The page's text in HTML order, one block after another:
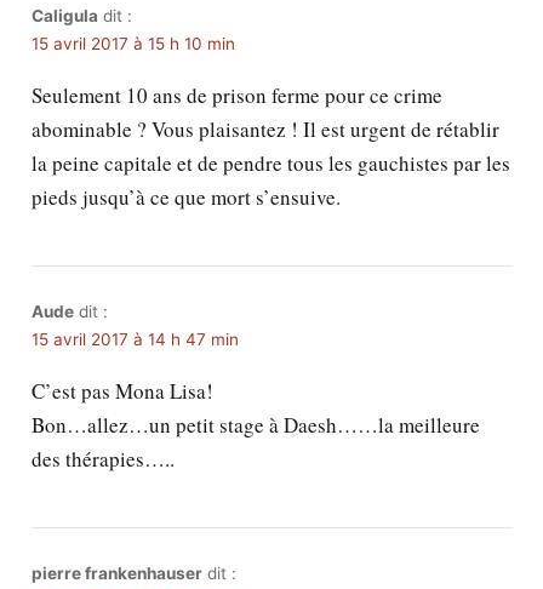
Caligula dit :
15 avril 2017 à 15 h 10 min
Seulement 10 ans de prison ferme pour ce crime
abominable ? Vous plaisantez ! Il est urgent de rétablir
la peine capitale et de pendre tous les gauchistes par les
pieds jusqu’à ce que mort s’ensuive.
Aude dit :
15 avril 2017 à 14 h 47 min
C’est pas Mona Lisa!
Bon…allez…un petit stage à Daesh……la meilleure
des thérapies…..
pierre frankenhauser dit :